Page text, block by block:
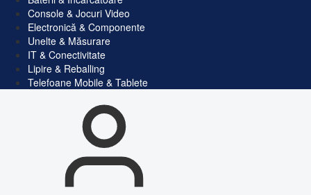
Console & Jocuri Video
Electronică & Componente
Unelte & Măsurare
IT & Conectivitate
Lipire & Reballing
Telefoane Mobile & Tablete